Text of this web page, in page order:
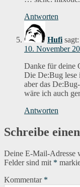
Antworten
Hufi sagt:
10. November
Danke für deine
Die De:Bug lese
aber das
wäre ich auch
Antworten
Schreibe
Deine E-Mail-Adresse
Felder sind mit *
Kommentar *